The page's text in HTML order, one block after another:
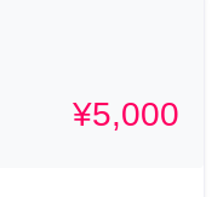
¥5,000